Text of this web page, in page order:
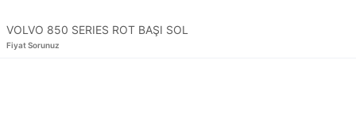
VOLVO 850 SERIES ROT BAŞI SOL
Fiyat Sorunuz